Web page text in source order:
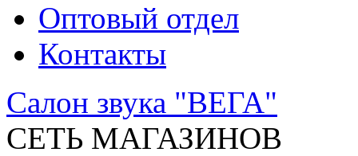
Оптовый отдел
Контакты
Салон звука "ВЕГА"
СЕТЬ МАГАЗИНОВ